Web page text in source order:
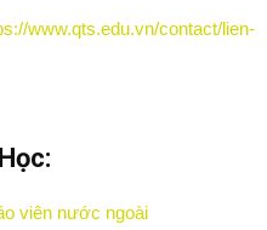
www.qts.edu.vn/contact/lien-
viên nước ngoài